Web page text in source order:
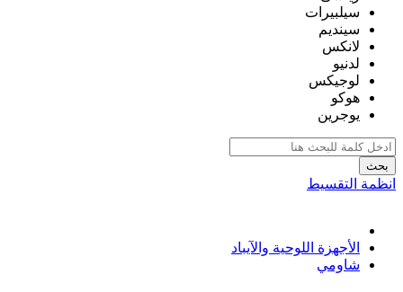
سيلبيرات
سينديم
لانكس
لدنيو
لوجيكس
هوكو
يوجرين
بحث
انظمة التقسيط
الأجهزة اللوحية والآيباد
شاومي